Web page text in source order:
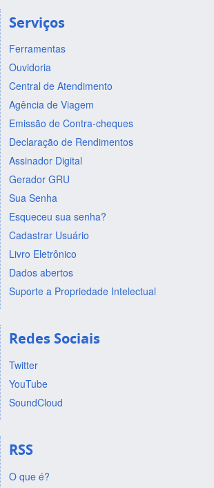
Serviços
Ferramentas
Ouvidoria
Central de Atendimento
Agência de Viagem
Emissão de Contra-cheques
Declaração de Rendimentos
Assinador Digital
Gerador GRU
Sua Senha
Esqueceu sua senha?
Cadastrar Usuário
Livro Eletrônico
Dados abertos
Suporte a Propriedade Intelectual
Redes Sociais
Twitter
YouTube
SoundCloud
RSS
O que é?